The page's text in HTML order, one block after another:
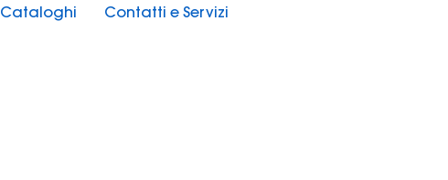
Cataloghi Contatti e Servizi